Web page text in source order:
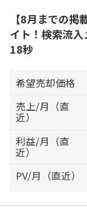
【8月までの
イト！検索流
18秒
希望売却価格
売上/月（直
近）
利益/月（直
近）
PV/月（直近）